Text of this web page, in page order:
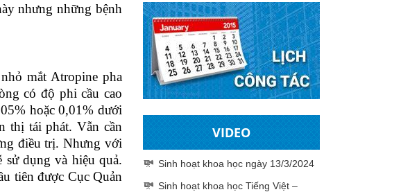
nhưng những bệnh
mắt Atropine pha
có độ phi cầu cao
hoặc 0,01% dưới
thị tái phát. Vẫn cần
điều trị. Nhưng với
sử dụng và hiệu quả.
tiên được Cục Quản
VIDEO
Sinh hoạt khoa học ngày 13/3/2024
Sinh hoạt khoa học Tiếng Việt –